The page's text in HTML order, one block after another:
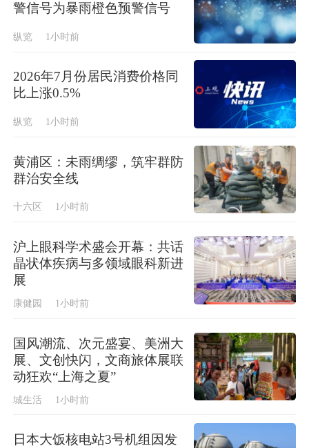
警信号为暴雨橙色预警信号
纵览 1小时前
2026年7月份居民消费价格同
比上涨0.5%
纵览 1小时前
黄浦区：未雨绸缪，筑牢群防
群治安全线
十六区 1小时前
沪上眼科学术盛会开幕：共话
晶状体疾病与多领域眼科新进
展
康健园 1小时前
国风潮流、次元盛宴、美洲大
展、文创快闪，文商旅体展联
动狂欢“上海之夏”
城生活 1小时前
日本大饭核电站3号机组因发